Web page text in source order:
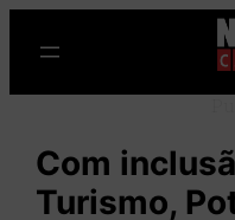
para
o
Com
Turismo,